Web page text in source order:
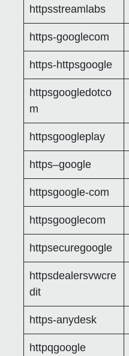
httpsstreamlabs
https-googlecom
https-httpsgoogle
httpsgoogledotco
m
httpsgoogleplay
https–google
httpsgoogle-com
httpsgooglecom
httpsecuregoogle
httpsdealersvwcre
dit
https-anydesk
httpqgoogle